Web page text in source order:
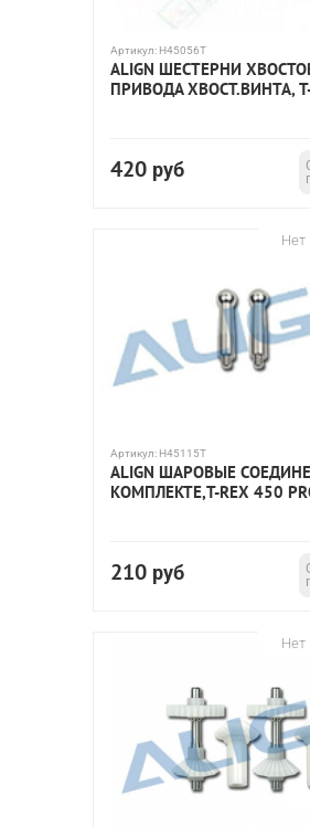
Артикул: H45056T
ALIGN ШЕСТЕРНИ
ПРИВОДА ХВОСТ.ВИНТА,
420 руб
Нет
Артикул: H45115T
ALIGN ШАРОВЫЕ
КОМПЛЕКТЕ,T-REX 450
210 руб
Нет